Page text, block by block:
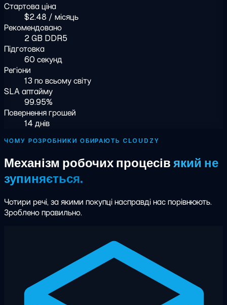
Стартова ціна
$2.48 / місяць
Рекомендовано
2 GB DDR5
Підготовка
60 секунд
Регіони
13 по всьому світу
SLA аптайму
99.95%
Повернення грошей
14 днів
ЧОМУ РОЗРОБНИКИ ОБИРАЮТЬ CLOUDZY
Механізм робочих процесівякий не
зупиняється.
Чотири речі, за якими покупці насправді нас порівнюють.
Зроблено правильно.